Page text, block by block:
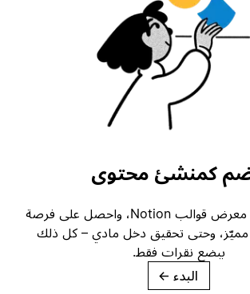
كمنشئ محتوى
أرسل قالبك إلى معرض قوالب Notion، واحصل على فرصة
وحتى تحقيق دخل مادي – كل ذلك
ببضع نقرات فقط.
→